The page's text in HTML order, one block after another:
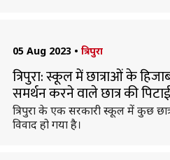
05 Aug 2023 • त्रिपुरा
त्रिपुरा: स्कूल में छात्राओं के
समर्थन करने वाले छात्र की पिटाई
त्रिपुरा के एक सरकारी स्कूल में कुछ
विवाद हो गया है।